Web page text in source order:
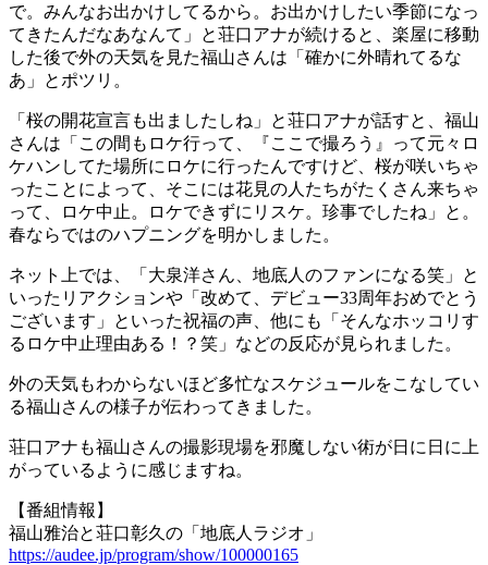
で。みんなお出かけしてるから。お出かけしたい季節になっ
てきたんだなあなんて」と荘口アナが続けると、楽屋に移動
した後で外の天気を見た福山さんは「確かに外晴れてるな
あ」とポツリ。
「桜の開花宣言も出ましたしね」と荘口アナが話すと、福山
さんは「この間もロケ行って、『ここで撮ろう』って元々ロ
ケハンしてた場所にロケに行ったんですけど、桜が咲いちゃ
ったことによって、そこには花見の人たちがたくさん来ちゃ
って、ロケ中止。ロケできずにリスケ。珍事でしたね」と。
春ならではのハプニングを明かしました。
ネット上では、「大泉洋さん、地底人のファンになる笑」と
いったリアクションや「改めて、デビュー33周年おめでとう
ございます」といった祝福の声、他にも「そんなホッコリす
るロケ中止理由ある！？笑」などの反応が見られました。
外の天気もわからないほど多忙なスケジュールをこなしてい
る福山さんの様子が伝わってきました。
荘口アナも福山さんの撮影現場を邪魔しない術が日に日に上
がっているように感じますね。
【番組情報】
福山雅治と荘口彰久の「地底人ラジオ」
https://audee.jp/program/show/100000165